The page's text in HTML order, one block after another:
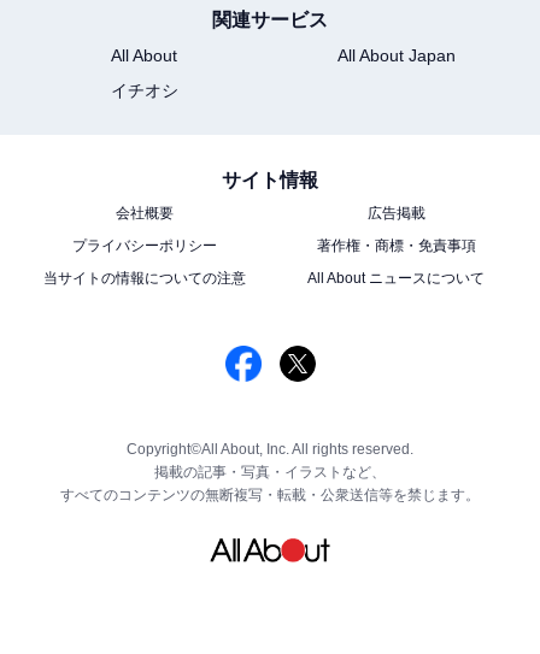
関連サービス
All About
All About Japan
イチオシ
サイト情報
会社概要
広告掲載
プライバシーポリシー
著作権・商標・免責事項
当サイトの情報についての注意
All About ニュースについて
Copyright©All About, Inc. All rights reserved.
掲載の記事・写真・イラストなど、
すべてのコンテンツの無断複写・転載・公衆送信等を禁じます。